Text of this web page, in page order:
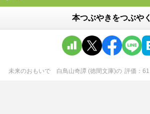
本つぶやきをつぶやく
未来のおもいで 白鳥山奇譚 (徳間文庫)の 評価 61